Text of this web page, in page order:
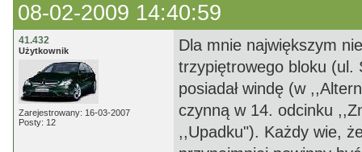
08-02-2009 14:40:59
41.432
Użytkownik
Zarejestrowany: 16-03-2007
Posty: 12
Dla mnie największym
trzypiętrowego bloku (ul.
posiadał windę (w
czynną w 14. odcinku
,,Upadku"). Każdy wie,